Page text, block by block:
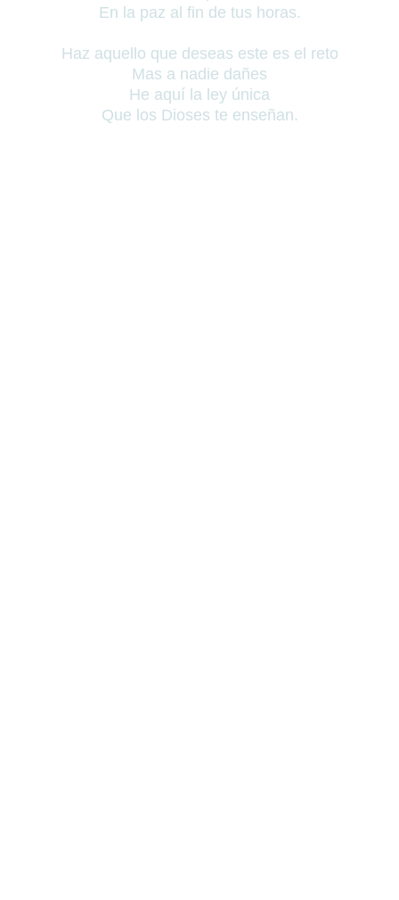
En la paz al fin de tus horas.
Haz aquello que deseas este es el reto
Mas a nadie dañes
He aquí la ley única
Que los Dioses te enseñan.